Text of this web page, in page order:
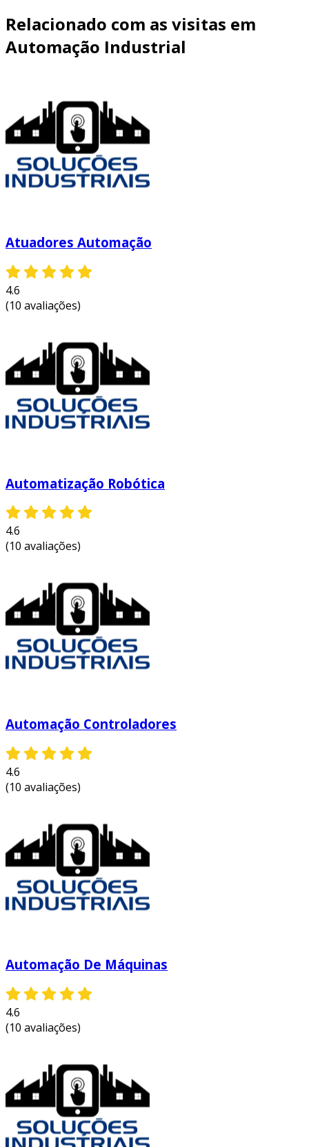
Relacionado com as visitas em
Automação Industrial
Atuadores Automação
4.6
(10 avaliações)
Automatização Robótica
4.6
(10 avaliações)
Automação Controladores
4.6
(10 avaliações)
Automação De Máquinas
4.6
(10 avaliações)